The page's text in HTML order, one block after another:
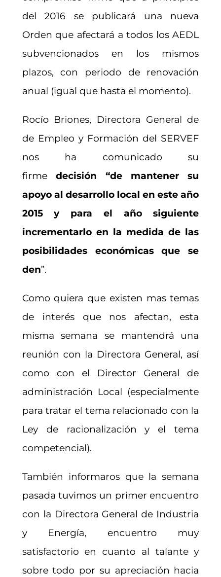
del 2016 se publicará una nueva
Orden que afectará a todos los AEDL
subvencionados en los mismos
plazos, con periodo de renovación
anual (igual que hasta el momento).
Rocío Briones, Directora General de
de Empleo y Formación del SERVEF
nos ha comunicado su
firmedecisión “de mantener su
apoyo al desarrollo local en este año
2015 y para el año siguiente
incrementarlo en la medida de las
posibilidades económicas que se
den”.
Como quiera que existen mas temas
de interés que nos afectan, esta
misma semana se mantendrá una
reunión con la Directora General, así
como con el Director General de
administración Local (especialmente
para tratar el tema relacionado con la
Ley de racionalización y el tema
competencial).
También informaros que la semana
pasada tuvimos un primer encuentro
con la Directora General de Industria
y Energía, encuentro muy
satisfactorio en cuanto al talante y
sobre todo por su apreciación hacia